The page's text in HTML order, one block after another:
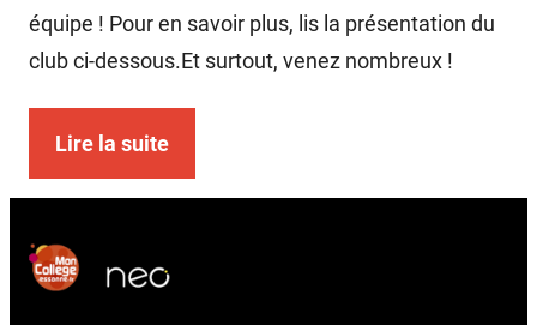
équipe ! Pour en savoir plus, lis la présentation du
club ci-dessous.Et surtout, venez nombreux !
Lire la suite